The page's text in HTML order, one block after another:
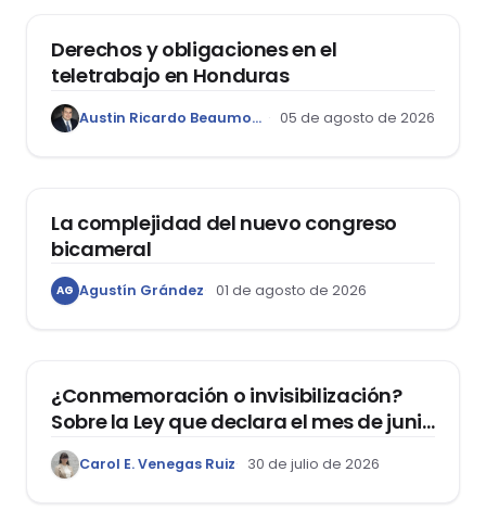
Derechos y obligaciones en el
teletrabajo en Honduras
Austin Ricardo Beaumont Rivera 05 de agosto de 2026
La complejidad del nuevo congreso
bicameral
AG Agustín Grández 01 de agosto de 2026
¿Conmemoración o invisibilización?
Sobre la Ley que declara el mes de junio
como el “Mes de la Vida y la Familia”
Carol E. Venegas Ruiz 30 de julio de 2026